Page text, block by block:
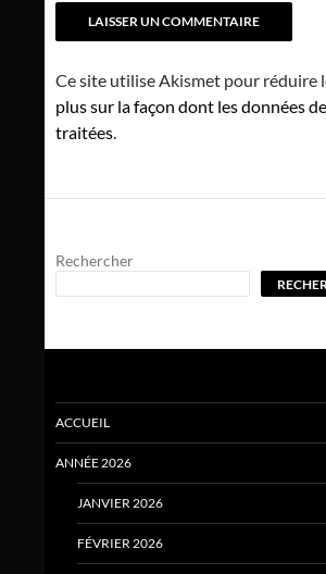
Ce site utilise Akismet pour réduire
plus sur la façon dont les données
traitées.
Rechercher
ACCUEIL
ANNÉE 2026
JANVIER 2026
FÉVRIER 2026